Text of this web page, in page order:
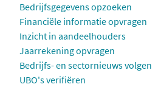
Bedrijfsgegevens opzoeken
Financiële informatie opvragen
Inzicht in aandeelhouders
Jaarrekening opvragen
Bedrijfs- en sectornieuws volgen
UBO's verifiëren